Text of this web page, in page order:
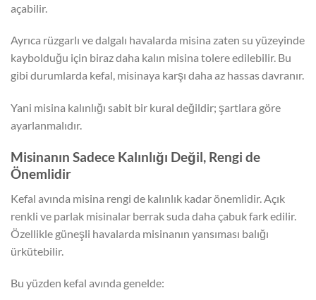
açabilir.
Ayrıca rüzgarlı ve dalgalı havalarda misina zaten su yüzeyinde
kaybolduğu için biraz daha kalın misina tolere edilebilir. Bu
gibi durumlarda kefal, misinaya karşı daha az hassas davranır.
Yani misina kalınlığı sabit bir kural değildir; şartlara göre
ayarlanmalıdır.
Misinanın Sadece Kalınlığı Değil, Rengi de
Önemlidir
Kefal avında misina rengi de kalınlık kadar önemlidir. Açık
renkli ve parlak misinalar berrak suda daha çabuk fark edilir.
Özellikle güneşli havalarda misinanın yansıması balığı
ürkütebilir.
Bu yüzden kefal avında genelde: